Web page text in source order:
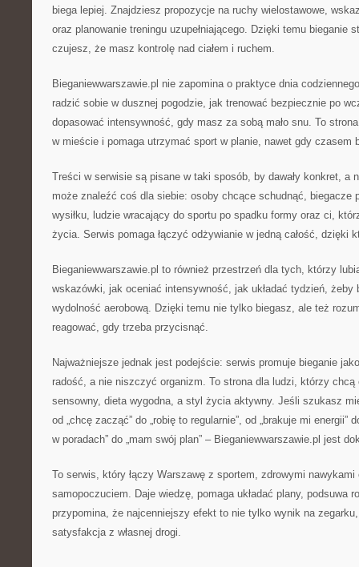
biega lepiej. Znajdziesz propozycje na ruchy wielostawowe,
oraz planowanie treningu uzupełniającego. Dzięki temu bieganie
czujesz, że masz kontrolę nad ciałem i ruchem.
Bieganiewwarszawie.pl nie zapomina o praktyce dnia
radzić sobie w dusznej pogodzie, jak trenować bezpiecznie po
dopasować intensywność, gdy masz za sobą mało snu. To
w mieście i pomaga utrzymać sport w planie, nawet gdy czasem
Treści w serwisie są pisane w taki sposób, by dawały konkret, a
może znaleźć coś dla siebie: osoby chcące schudnąć, biegacze
wysiłku, ludzie wracający do sportu po spadku formy oraz ci,
życia. Serwis pomaga łączyć odżywianie w jedną całość, dzięki
Bieganiewwarszawie.pl to również przestrzeń dla tych, którzy
wskazówki, jak oceniać intensywność, jak układać tydzień, żeby
wydolność aerobową. Dzięki temu nie tylko biegasz, ale też
reagować, gdy trzeba przycisnąć.
Najważniejsze jednak jest podejście: serwis promuje bieganie
radość, a nie niszczyć organizm. To strona dla ludzi, którzy
sensowny, dieta wygodna, a styl życia aktywny. Jeśli szukasz
od „chcę zacząć” do „robię to regularnie”, od „brakuje mi energii”
w poradach” do „mam swój plan” – Bieganiewwarszawie.pl jest
To serwis, który łączy Warszawę z sportem, zdrowymi nawykami
samopoczuciem. Daje wiedzę, pomaga układać plany, podsuwa
przypomina, że najcenniejszy efekt to nie tylko wynik na
satysfakcja z własnej drogi.